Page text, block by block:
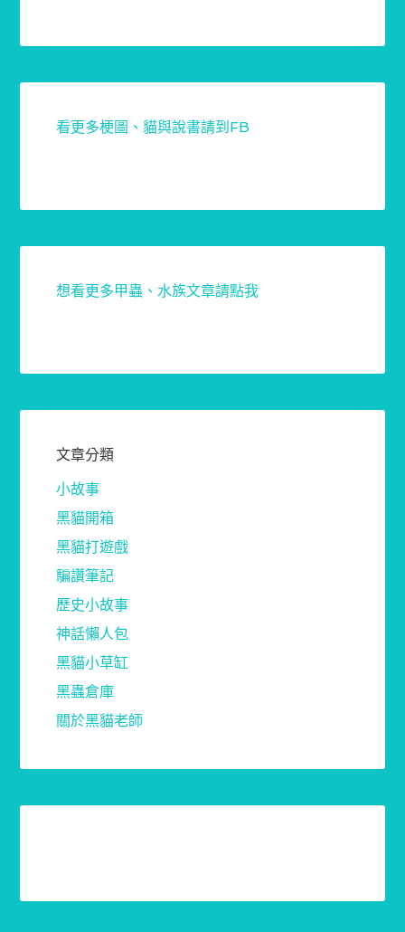
看更多梗圖、貓與說書請到FB
想看更多甲蟲、水族文章請點我
文章分類
小故事
黑貓開箱
黑貓打遊戲
騙讚筆記
歷史小故事
神話懶人包
黑貓小草缸
黑蟲倉庫
關於黑貓老師